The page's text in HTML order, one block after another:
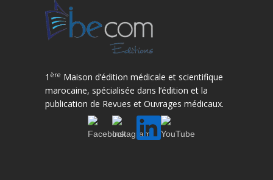
1 ère Maison d’édition médicale et scientifique
marocaine, spécialisée dans l’édition et la
publication de Revues et Ouvrages médicaux.